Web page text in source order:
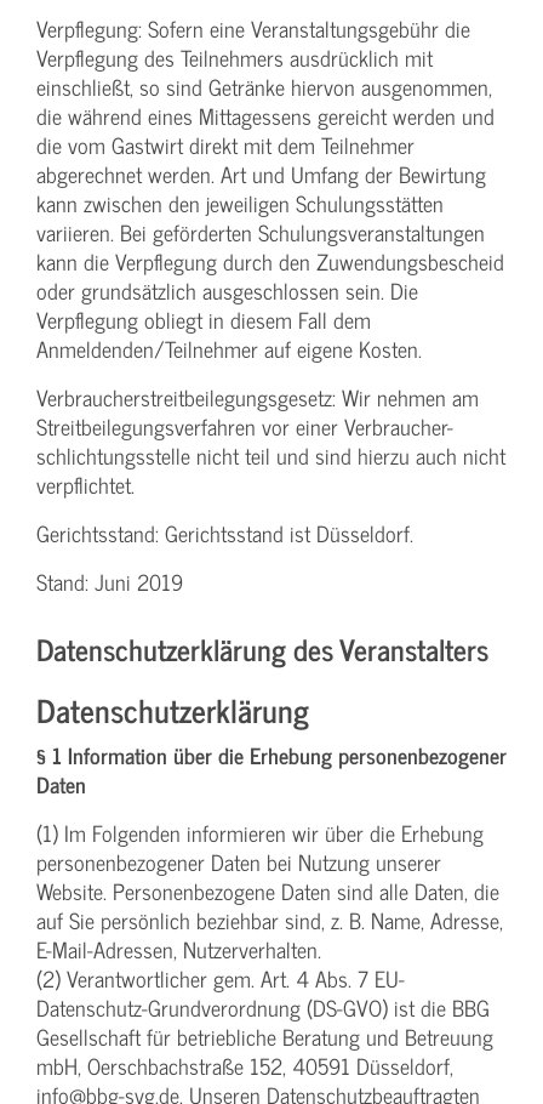
Verpflegung: Sofern eine Veranstaltungs­gebühr die
Verpflegung des Teilnehmers ausdrücklich mit
einschließt, so sind Getränke hiervon ausgenommen,
die während eines Mittagessens gereicht werden und
die vom Gastwirt direkt mit dem Teilnehmer
abgerechnet werden. Art und Umfang der Bewirtung
kann zwischen den jeweiligen Schulungsstätten
variieren. Bei geförderten Schulungs­veranstaltungen
kann die Verpflegung durch den Zuwendungs­bescheid
oder grundsätzlich ausgeschlossen sein. Die
Verpflegung obliegt in diesem Fall dem
Anmeldenden/­Teilnehmer auf eigene Kosten.
Verbraucher­streitbeilegungs­gesetz: Wir nehmen am
Streit­beilegungs­verfahren vor einer Verbraucher­
schlichtungs­stelle nicht teil und sind hierzu auch nicht
verpflichtet.
Gerichtsstand: Gerichtsstand ist Düsseldorf.
Stand: Juni 2019
Datenschutzerklärung des Veranstalters
Datenschutzerklärung
§ 1 Information über die Erhebung personenbezogener
Daten
(1) Im Folgenden informieren wir über die Erhebung
personenbezogener Daten bei Nutzung unserer
Website. Personenbezogene Daten sind alle Daten, die
auf Sie persönlich beziehbar sind, z. B. Name, Adresse,
E-Mail-Adressen, Nutzerverhalten.
(2) Verantwortlicher gem. Art. 4 Abs. 7 EU-
Datenschutz-Grundverordnung (DS-GVO) ist die BBG
Gesellschaft für betriebliche Beratung und Betreuung
mbH, Oerschbachstraße 152, 40591 Düsseldorf,
info@bbg-svg.de. Unseren Datenschutzbeauftragten